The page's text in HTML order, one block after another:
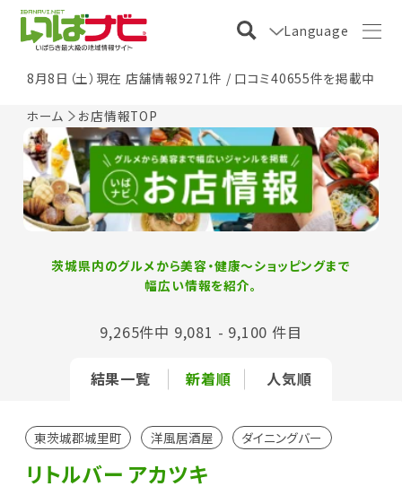
Language
8月8日（土）現在 店舗情報9271件 / 口コミ40655件を掲載中
ホーム お店情報TOP
茨城県内のグルメから美容・健康〜ショッピングまで
幅広い情報を紹介。
結果一覧 新着順 人気順
9,265件中 9,081 - 9,100 件目
東茨城郡城里町 洋風居酒屋 ダイニングバー
リトルバー アカツキ